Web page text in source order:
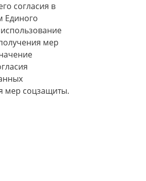
согласия в
Единого
мер
мер соцзащиты.